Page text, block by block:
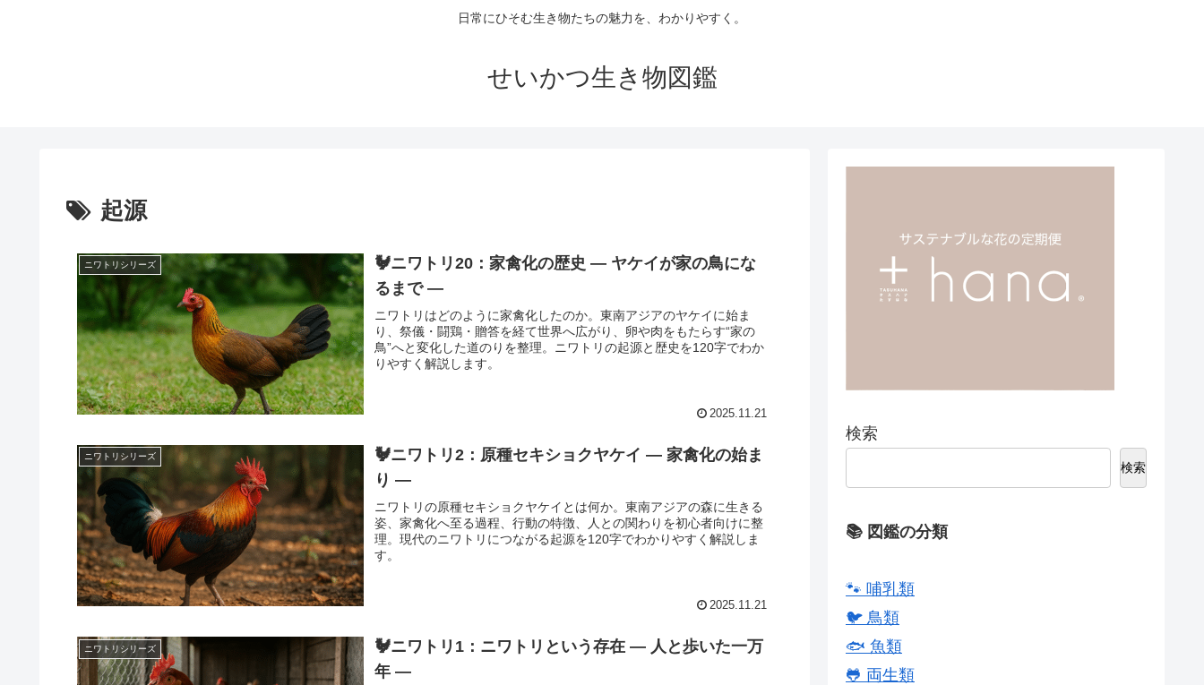
日常にひそむ生き物たちの魅力を、わかりやすく。
せいかつ生き物図鑑
起源
ニワトリシリーズ
🐓ニワトリ20：家禽化の歴史 ― ヤケイが家の鳥にな
るまで ―
ニワトリはどのように家禽化したのか。東南アジアのヤケイに始ま
り、祭儀・闘鶏・贈答を経て世界へ広がり、卵や肉をもたらす“家の
鳥”へと変化した道のりを整理。ニワトリの起源と歴史を120字でわか
りやすく解説します。
2025.11.21
ニワトリシリーズ
🐓ニワトリ2：原種セキショクヤケイ ― 家禽化の始ま
り ―
ニワトリの原種セキショクヤケイとは何か。東南アジアの森に生きる
姿、家禽化へ至る過程、行動の特徴、人との関わりを初心者向けに整
理。現代のニワトリにつながる起源を120字でわかりやすく解説しま
す。
2025.11.21
ニワトリシリーズ
🐓ニワトリ1：ニワトリという存在 ― 人と歩いた一万
年 ―
検索
検索
📚 図鑑の分類
🐾 哺乳類
🐦 鳥類
🐟 魚類
🐸 両生類